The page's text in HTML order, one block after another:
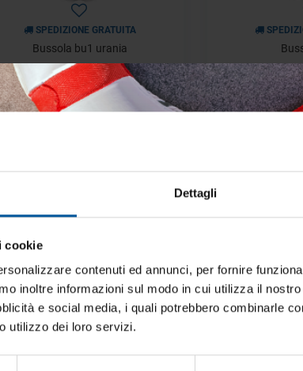
aggiornato sulle migliori
barca
alla newsletter e ricevi le offerte più vantaggiose
la nautica ogni giorno. Con MTO trovi tutto ciò che
Dettagli
cookie
contenuti ed annunci, per fornire
inoltre informazioni sul modo in cui utilizza il
e social media, i quali potrebbero combinarle
utilizzo dei loro servizi.
SPEDIZIONE GRATUITA
Bussola bu1 urania
Disponibilità limitata
€ 394,66 € 276,26 € 434,76
SPEDIZIONE GRATUITA
Bussola bu10
- 30%